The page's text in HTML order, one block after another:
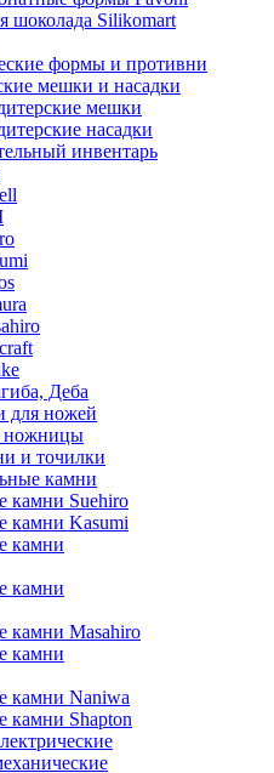
шоколада Silikomart
формы и противни
мешки и насадки
мешки
насадки
инвентарь
Деба
для ножей
ножницы
и точилки
камни
камни Suehiro
камни Kasumi
камни
камни
камни Masahiro
камни
камни Naniwa
камни Shapton